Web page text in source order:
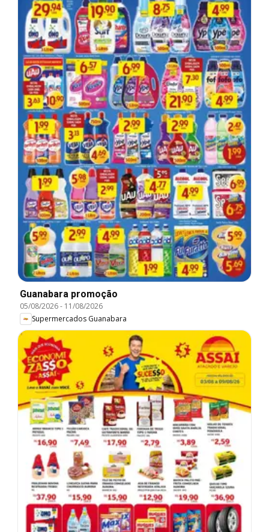
Guanabara promoção
05/08/2026- 11/08/2026
Supermercados Guanabara